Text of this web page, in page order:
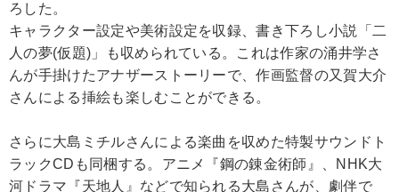
ろした。
キャラクター設定や美術設定を収録、書き下ろし小説「二
人の夢(仮題)」も収められている。これは作家の涌井学さ
んが手掛けたアナザーストーリーで、作画監督の又賀大介
さんによる挿絵も楽しむことができる。
さらに大島ミチルさんによる楽曲を収めた特製サウンドト
ラックCDも同梱する。アニメ『鋼の錬金術師』、NHK大
河ドラマ『天地人』などで知られる大島さんが、劇伴で